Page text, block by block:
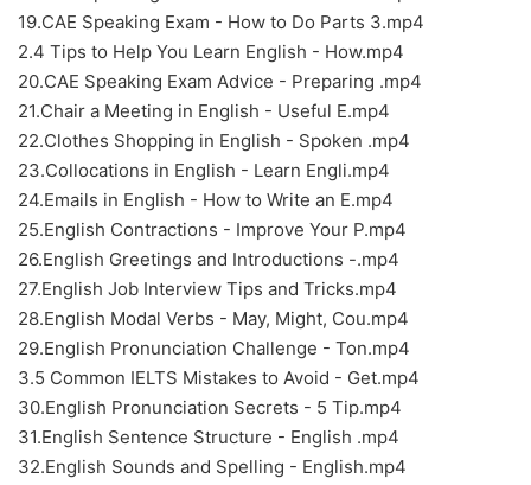
19.CAE Speaking Exam - How to Do Parts 3.mp4
2.4 Tips to Help You Learn English - How.mp4
20.CAE Speaking Exam Advice - Preparing .mp4
21.Chair a Meeting in English - Useful E.mp4
22.Clothes Shopping in English - Spoken .mp4
23.Collocations in English - Learn Engli.mp4
24.Emails in English - How to Write an E.mp4
25.English Contractions - Improve Your P.mp4
26.English Greetings and Introductions -.mp4
27.English Job Interview Tips and Tricks.mp4
28.English Modal Verbs - May, Might, Cou.mp4
29.English Pronunciation Challenge - Ton.mp4
3.5 Common IELTS Mistakes to Avoid - Get.mp4
30.English Pronunciation Secrets - 5 Tip.mp4
31.English Sentence Structure - English .mp4
32.English Sounds and Spelling - English.mp4